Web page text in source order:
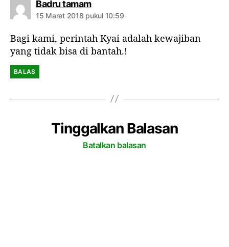
Badru tamamb
e
k
o
m
r
15 Maret 2018 pukul 10:59
Bagi kami, perintah Kyai adalah kewajiban
yang tidak bisa di bantah.!
BALAS
Tinggalkan Balasan
Batalkan balasan